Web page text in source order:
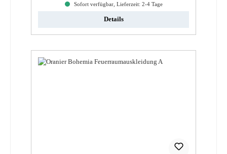
Sofort verfügbar, Lieferzeit: 2-4 Tage
Details